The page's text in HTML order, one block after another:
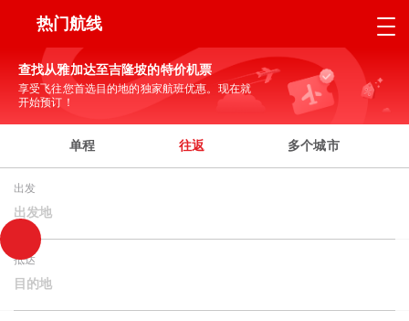
热门航线
查找从雅加达至吉隆坡的特价机票
享受飞往您首选目的地的独家航班优惠。现在就
开始预订！
单程 往返 多个城市
出发
出发地
抵达
目的地